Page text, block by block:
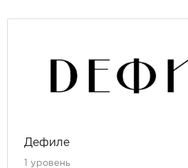
Дефиле
1 уровень